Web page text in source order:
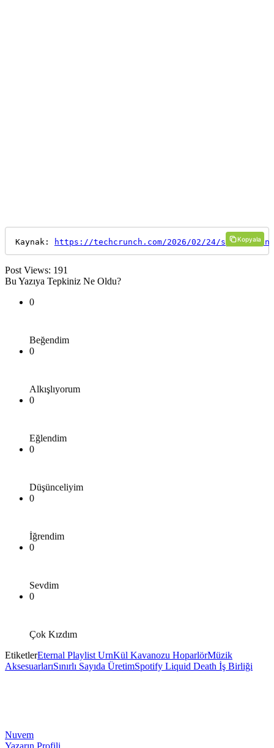
Kaynak: https://techcrunch.com/2026/02/24/spotify-
Kopyala
Post Views: 191
Bu Yazıya Tepkiniz Ne Oldu?
0
Beğendim
0
Alkışlıyorum
0
Eğlendim
0
Düşünceliyim
0
İğrendim
0
Sevdim
0
Çok Kızdım
EtiketlerEternal Playlist UrnKül Kavanozu HoparlörMüzik
AksesuarlarıSınırlı Sayıda ÜretimSpotify Liquid Death İş Birliği
Nuvem